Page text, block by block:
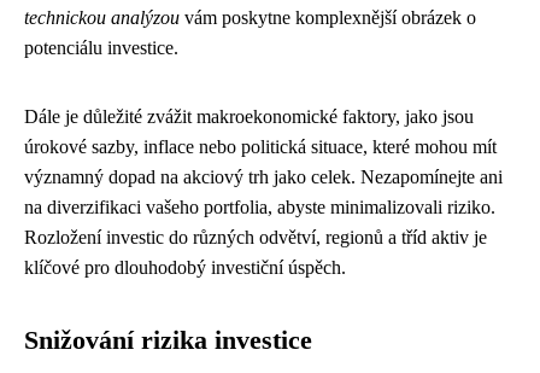
technickou analýzou vám poskytne komplexnější obrázek o
potenciálu investice.
Dále je důležité zvážit makroekonomické faktory, jako jsou
úrokové sazby, inflace nebo politická situace, které mohou mít
významný dopad na akciový trh jako celek. Nezapomínejte ani
na diverzifikaci vašeho portfolia, abyste minimalizovali riziko.
Rozložení investic do různých odvětví, regionů a tříd aktiv je
klíčové pro dlouhodobý investiční úspěch.
Snižování rizika investice